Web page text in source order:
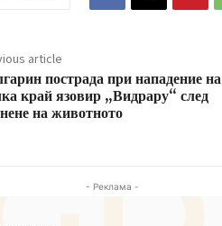
article
пострада при нападение на
край язовир „Видрару“ след
на животното
- Реклама -